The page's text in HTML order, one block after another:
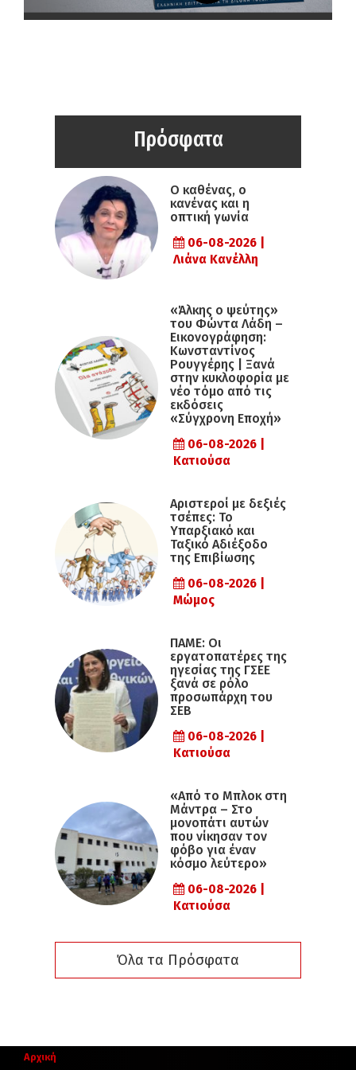
Πρόσφατα
Ο καθένας, ο
κανένας και η
οπτική γωνία
06-08-2026 |
Λιάνα Κανέλλη
«Άλκης ο ψεύτης»
του Φώντα Λάδη –
Εικονογράφηση:
Κωνσταντίνος
Ρουγγέρης | Ξανά
στην κυκλοφορία με
νέο τόμο από τις
εκδόσεις
«Σύγχρονη Εποχή»
06-08-2026 |
Κατιούσα
Αριστεροί με δεξιές
τσέπες: Το
Υπαρξιακό και
Ταξικό Αδιέξοδο
της Επιβίωσης
06-08-2026 |
Μώμος
ΠΑΜΕ: Οι
εργατοπατέρες της
ηγεσίας της ΓΣΕΕ
ξανά σε ρόλο
προσωπάρχη του
ΣΕΒ
06-08-2026 |
Κατιούσα
«Από το Μπλοκ στη
Μάντρα – Στο
μονοπάτι αυτών
που νίκησαν τον
φόβο για έναν
κόσμο λεύτερο»
06-08-2026 |
Κατιούσα
Όλα τα Πρόσφατα
Αρχική